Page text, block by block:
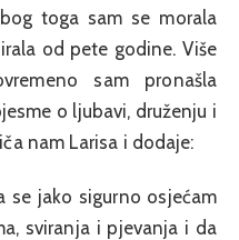
toga sam se morala
od pete godine. Više
sam pronašla
o ljubavi, druženju i
nam Larisa i dodaje:
se jako sigurno osjećam
sviranja i pjevanja i da